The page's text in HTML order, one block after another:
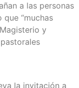
a las personas
que “muchas
y
la invitación a